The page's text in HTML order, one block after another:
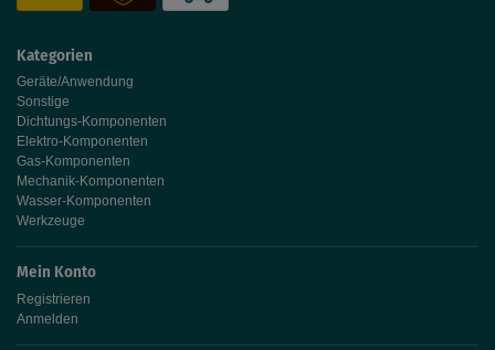
Kategorien
Geräte/Anwendung
Sonstige
Dichtungs-Komponenten
Elektro-Komponenten
Gas-Komponenten
Mechanik-Komponenten
Wasser-Komponenten
Werkzeuge
Mein Konto
Registrieren
Anmelden